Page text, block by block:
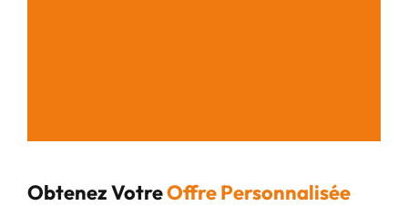
Obtenez VotreOffre Personnalisée